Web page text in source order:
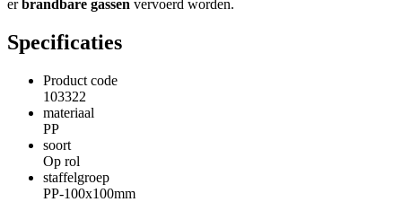
erbrandbare gassen vervoerd worden.
Specificaties
Product code
103322
materiaal
PP
soort
Op rol
staffelgroep
PP-100x100mm